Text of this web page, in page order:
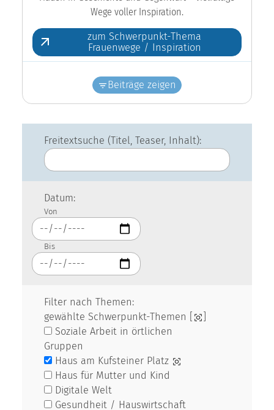
Wege voller Inspiration.
zum Schwerpunkt-Thema
Frauenwege / Inspiration
Beiträge zeigen
Freitextsuche (Titel, Teaser, Inhalt):
Datum:
Von
Bis
Filter nach Themen:
gewählte Schwerpunkt-Themen [
Soziale Arbeit in örtlichen
Gruppen
Haus am Kufsteiner Platz
Haus für Mutter und Kind
Digitale Welt
Gesundheit / Hauswirtschaft